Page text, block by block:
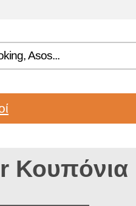
Κουπόνια